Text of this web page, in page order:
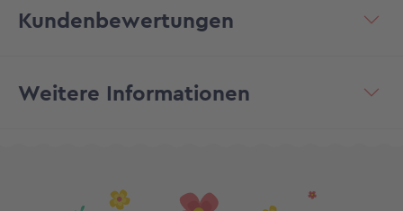
Kundenbewertungen
Weitere Informationen